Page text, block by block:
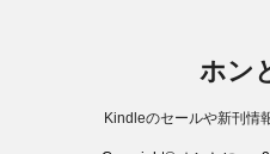
ホン
Kindleのセールや新刊情